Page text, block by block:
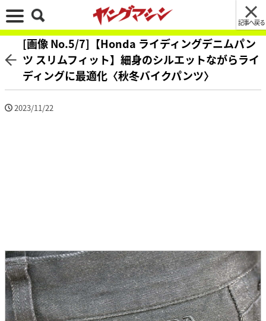
記事へ戻る
[画像 No.5/7]【Honda ライディングデニムパン
ツ スリムフィット】細身のシルエットながらライ
ディングに最適化〈秋冬バイクパンツ〉
2023/11/22